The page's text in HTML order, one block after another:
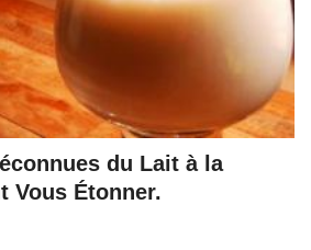
du Lait à la
Vous Étonner.